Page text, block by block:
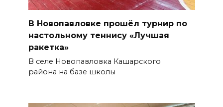
В Новопавловке прошёл турнир по
настольному теннису «Лучшая
ракетка»
В селе Новопавловка Кашарского
района на базе школы